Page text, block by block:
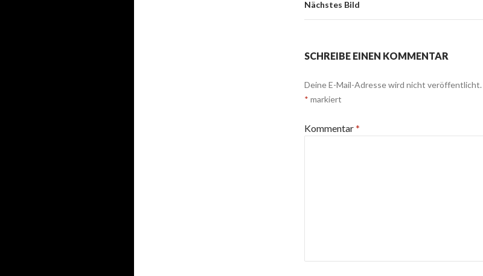
Nächstes Bild
SCHREIBE EINEN KOMMENTAR
Deine E-Mail-Adresse wird nicht veröffentlicht.
* markiert
Kommentar*